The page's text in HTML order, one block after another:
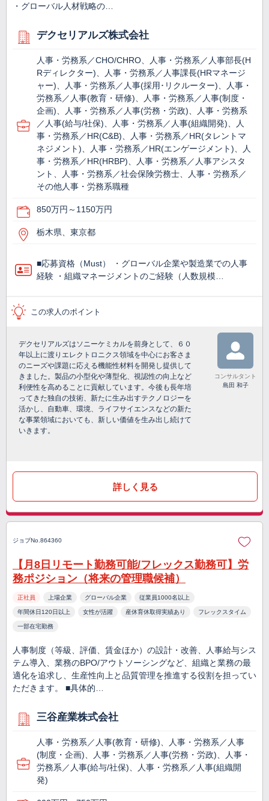
・グローバル人材戦略の…
デクセリアルズ株式会社
人事・労務系／CHO/CHRO、人事・労務系／人事部長(H
Rディレクター)、人事・労務系／人事課長(HRマネージ
ャー)、人事・労務系／人事(採用･リクルーター)、人事・
労務系／人事(教育・研修)、人事・労務系／人事(制度・
企画)、人事・労務系／人事(労務・労政)、人事・労務系
／人事(給与/社保)、人事・労務系／人事(組織開発)、人
事・労務系／HR(C&B)、人事・労務系／HR(タレントマ
ネジメント)、人事・労務系／HR(エンゲージメント)、人
事・労務系／HR(HRBP)、人事・労務系／人事アシスタ
ント、人事・労務系／社会保険労務士、人事・労務系／
その他人事・労務系職種
850万円～1150万円
栃木県、東京都
■応募資格（Must） ・グローバル企業や製造業での人事
経験 ・組織マネージメントのご経験（人数規模…
この求人のポイント
デクセリアルズはソニーケミカルを前身として、６０
年以上に渡りエレクトロニクス領域を中心にお客さま
のニーズや課題に応える機能性材料を開発し提供して
きました。製品の小型化や薄型化、視認性の向上など
利便性を高めることに貢献しています。今後も長年培
ってきた独自の技術、新たに生み出すテクノロジーを
活かし、自動車、環境、ライフサイエンスなどの新た
な事業領域においても、新しい価値を生み出し続けて
いきます。
コンサルタント
島田 和子
詳しく見る
ジョブNo.864360
【月8日リモート勤務可能/フレックス勤務可】労
務ポジション（将来の管理職候補）
正社員 上場企業 グローバル企業 従業員1000名以上
年間休日120日以上 女性が活躍 産休育休取得実績あり フレックスタイム
一部在宅勤務
人事制度（等級、評価、賃金ほか）の設計・改善、人事給与シス
テム導入、業務のBPO/アウトソーシングなど、組織と業務の最
適化を追求し、生産性向上と品質管理を推進する役割を担ってい
ただきます。 ■具体的…
三谷産業株式会社
人事・労務系／人事(教育・研修)、人事・労務系／人事
(制度・企画)、人事・労務系／人事(労務・労政)、人事・
労務系／人事(給与/社保)、人事・労務系／人事(組織開
発)